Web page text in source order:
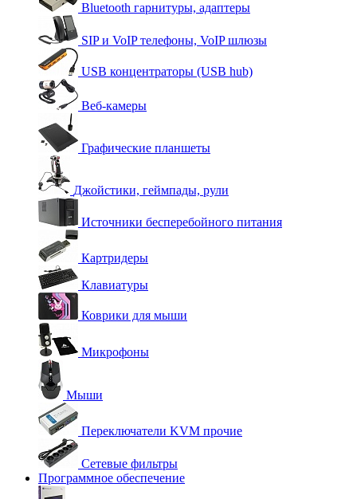
Bluetooth гарнитуры, адаптеры
SIP и VoIP телефоны, VoIP шлюзы
USB концентраторы (USB hub)
Веб-камеры
Графические планшеты
Джойстики, геймпады, рули
Источники бесперебойного питания
Картридеры
Клавиатуры
Коврики для мыши
Микрофоны
Мыши
Переключатели KVM прочие
Сетевые фильтры
Программное обеспечение